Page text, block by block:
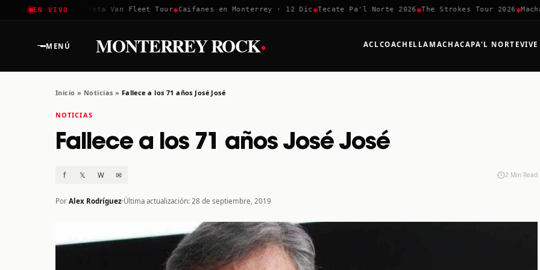
EN VIVO
Coachella 2026✱ Greta Van Fleet Tour✱Caifanes en Monterrey · 12 Dic ✱Tecate Pa'l Norte 2026✱The Strokes Tour 2026✱
MENÚ MONTERREY ROCK· ACLCOACHELLA MACHACAPA'L NORTE
Inicio » Noticias » Fallece a los 71 años José José
NOTICIAS
Fallece a los 71 años José José
f 𝕏 W ✉ 2 Min Read
Por Alex Rodríguez Última actualización: 28 de septiembre, 2019